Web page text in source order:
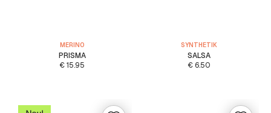
MERINO
PRISMA
€15.95
SYNTHETIK
SALSA
€ 6.50